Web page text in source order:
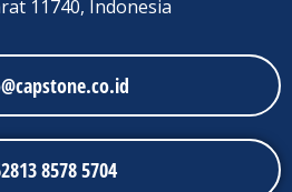
11740, Indonesia
8578 5704